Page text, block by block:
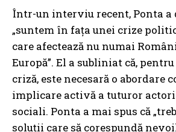
Într-un interviu recent, Ponta a
„suntem în fața unei crize
care afectează nu numai
Europă”. El a subliniat că,
criză, este necesară o abordare
implicare activă a tuturor
sociali. Ponta a mai spus că
soluții care să corespundă